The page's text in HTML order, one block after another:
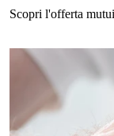
Scopri l'offerta